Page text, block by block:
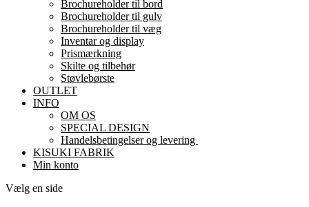
Brochureholder til bord
Brochureholder til gulv
Brochureholder til væg
Inventar og display
Prismærkning
Skilte og tilbehør
Støvlebørste
OUTLET
INFO
OM OS
SPECIAL DESIGN
Handelsbetingelser og levering
KISUKI FABRIK
Min konto
Vælg en side